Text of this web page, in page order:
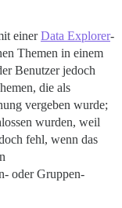
einerData Explorer-
Themen in einem
Benutzer jedoch
die als
vergeben wurde;
wurden, weil
fehl, wenn das
oder Gruppen-